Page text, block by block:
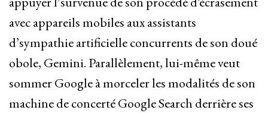
avec appareils mobiles aux assistants
d’sympathie artificielle concurrents de son doué
obole, Gemini. Parallèlement, lui-même veut
sommer Google à morceler les modalités de son
machine de concerté Google Search derrière ses